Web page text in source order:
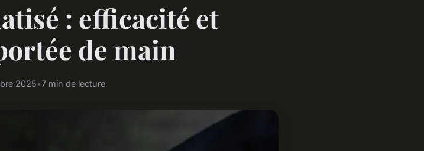
: efficacité et
de main
2025•7 min de lecture